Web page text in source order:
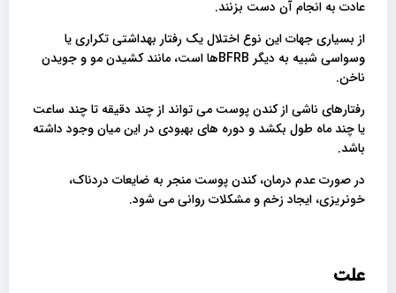
عادت به انجام آن دست بزنند.
از بسیاری جهات این نوع اختلال یک رفتار بهداشتی تکراری یا
وسواسی شبیه به دیگر BFRBها است، مانند کشیدن مو و جویدن
ناخن.
رفتارهای ناشی از کندن پوست می تواند از چند دقیقه تا چند ساعت
یا چند ماه طول بکشد و دوره های بهبودی در این میان وجود داشته
باشد.
در صورت عدم درمان، کندن پوست منجر به ضایعات دردناک،
خونریزی، ایجاد زخم و مشکلات روانی می شود.
علت